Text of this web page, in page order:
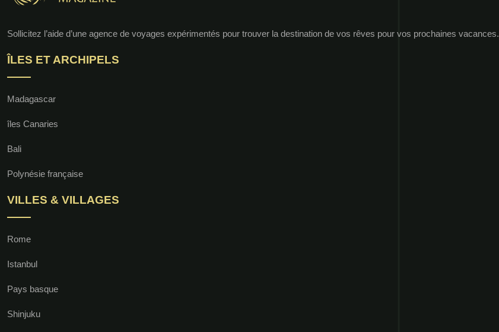
Sollicitez l’aide d’une agence de voyages expérimentés pour trouver la destination de vos rêves pour vos prochaines vacances.
ÎLES ET ARCHIPELS
Madagascar
îles Canaries
Bali
Polynésie française
VILLES & VILLAGES
Rome
Istanbul
Pays basque
Shinjuku